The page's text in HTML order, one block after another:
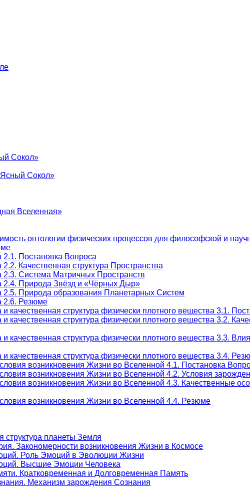
Сокол»
Ясный Сокол»
Вселенная»
онтологии физических процессов для философской и
Постановка Вопроса
Качественная структура Пространства
Система Матричных Пространств
2.4. Природа Звёзд и «Чёрных Дыр»
Природа образования Планетарных Систем
2.6. Резюме
структура физически плотного вещества 3.1.
структура физически плотного вещества 3.2.
структура физически плотного вещества 3.3.
структура физически плотного вещества 3.4.
возникновения Жизни во Вселенной 4.1. Постановка
возникновения Жизни во Вселенной 4.2. Условия
возникновения Жизни во Вселенной 4.3. Качественные
возникновения Жизни во Вселенной 4.4. Резюме
планеты Земля
Закономерности возникновения Жизни в Космосе
Роль Эмоций в Эволюции Жизни
Высшие Эмоции Человека
Кратковременная и Долговременная Память
Механизм зарождения Сознания